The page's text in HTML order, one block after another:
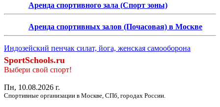
Аренда спортивного зала (Спорт зоны)
Аренда спортивных залов (Почасовая) в Москве
Индозейский пенчак силат, йога, женская самооборона
SportSchools.ru
Выбери свой спорт!
Пн, 10.08.2026 г.
Спортивные организации в Москве, СПб, городах России.